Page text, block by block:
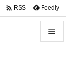

 RSS Feedly